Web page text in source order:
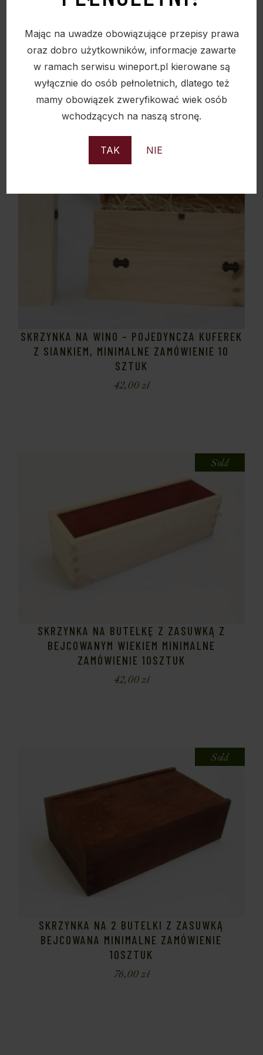
Mając na uwadze obowiązujące przepisy prawa
oraz dobro użytkowników, informacje zawarte
w ramach serwisu wineport.pl kierowane są
wyłącznie do osób pełnoletnich, dlatego też
mamy obowiązek zweryfikować wiek osób
wchodzących na naszą stronę.
TAK NIE
68,00zł
SKRZYNKA NA WINO – POJEDYNCZA KUFEREK
Z SIANKIEM, MINIMALNE ZAMÓWIENIE 10
SZTUK
42,00zł
Sold
SKRZYNKA NA BUTELKĘ Z ZASUWKĄ Z
BEJCOWANYM WIEKIEM MINIMALNE
ZAMÓWIENIE 10SZTUK
42,00zł
Sold
SKRZYNKA NA 2 BUTELKI Z ZASUWKĄ
BEJCOWANA MINIMALNE ZAMÓWIENIE
10SZTUK
76,00zł